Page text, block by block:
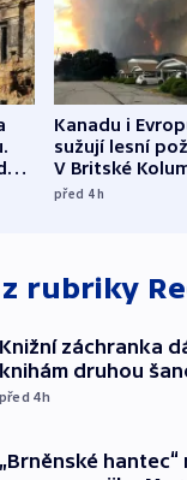
v
Kanadu i
sužují lesní
V Britské
evakuovali
před 4h
rubriky
Knižní záchranka
knihám druhou
před 4h
„Brněnské